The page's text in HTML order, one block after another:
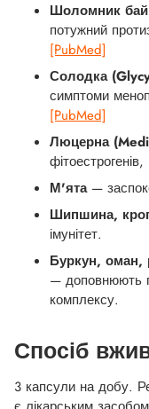
Шоломник
потужний
[PubMed]
Солодка
симптоми
[PubMed]
Люцерна
М'ята—
Шипшина,
імунітет.
Буркун, оман,
— доповнюють
комплексу.
Спосіб
3 капсули на добу.